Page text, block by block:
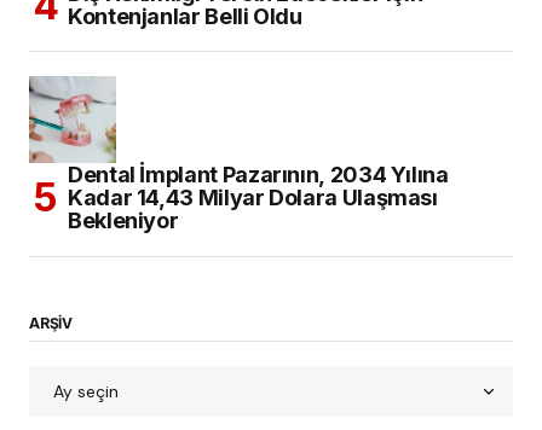
Kontenjanlar Belli Oldu
Dental İmplant Pazarının, 2034 Yılına
Kadar 14,43 Milyar Dolara Ulaşması
Bekleniyor
ARŞİV